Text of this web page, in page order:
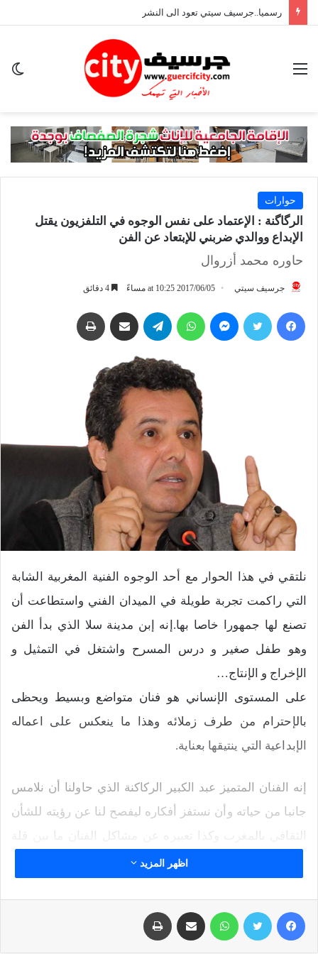
رسميا..جرسيف سيتي تعود الى النشر
حوارات
الرگاگنة : الإعتماد على نفس الوجوه في التلفزيون يقتل
الإبداع ووالدي ضربني للإبتعاد عن الفن
حاوره محمد أزروال
جرسيف سيتي 2017/06/05 at 10:25 مساءً
نلتقي في هذا الحوار مع أحد الوجوه الفنية المغربية الشابة
التي راكمت تجربة طويلة في الميدان الفني واستطاعت أن
تصنع لها جمهورا خاصا بها.إنه إبن مدينة سلا الذي بدأ الفن
وهو طفل صغير و درس المسرح واشتغل في التمثيل و
الإخراج و الإنتاج…
على المستوى الإنساني هو فنان متواضع وبسيط ويحظى
بالإحترام من طرف زملائه وهذا ما ينعكس على اعماله
الإبداعية التي ينتيقها بعناية.
إنه الفنان المتميز عبد الكبير الركاكنة الذي حاولنا أن نلامس
جانبا من حياته وأن نستفز أفكاره ليفصح لنا عن رؤيته للشأن
الثقافي بالمغرب وكذا تعبيره عن مشاكل الفنان ما بين قلة
فرص الإشتغال و إكراهات تأخر تنزيل مضامين القانون
الذي وهبه للفن لأداء رسالته التي يؤمن بها.
اظهر المزيد